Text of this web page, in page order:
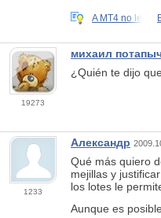
A MT4 no le
19273
михаил
¿Quién te dijo
1233
Александр
Qué más quiero
mejillas y
los lotes le
Aunque es